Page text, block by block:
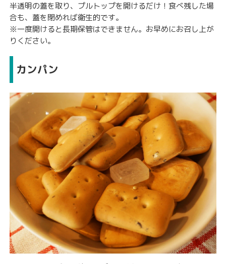
半透明の蓋を取り、プルトップを開けるだけ！食べ残した場
合も、蓋を閉めれば衛生的です。
※一度開けると長期保管はできません。お早めにお召し上が
りください。
カンパン